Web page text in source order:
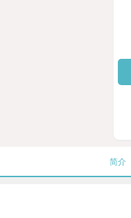
简介